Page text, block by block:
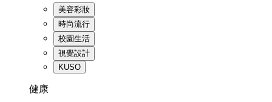
美容彩妝
時尚流行
校園生活
視覺設計
KUSO
健康